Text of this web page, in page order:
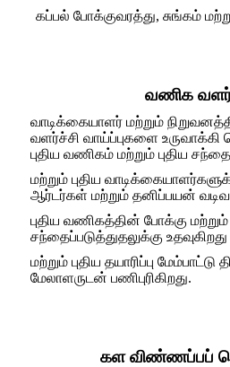
கப்பல் போக்குவரத்து, சுங்கம்
வணிக
வாடிக்கையாளர் மற்றும்
வளர்ச்சி வாய்ப்புகளை உருவாக்கி
புதிய வணிகம் மற்றும் புதிய
மற்றும் புதிய
ஆர்டர்கள் மற்றும் தனிப்பயன்
புதிய வணிகத்தின் போக்கு
சந்தைப்படுத்துதலுக்கு உதவுகிறது
மற்றும் புதிய தயாரிப்பு மேம்பாட்டு
மேலாளருடன் பணிபுரிகிறது.
கள விண்ணப்பப்